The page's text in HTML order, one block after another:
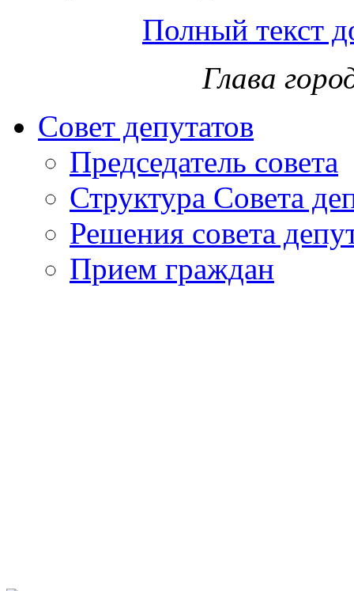
Полный текст
Глава
Совет депутатов
Председатель совета
Структура Совета
Решения совета
Прием граждан